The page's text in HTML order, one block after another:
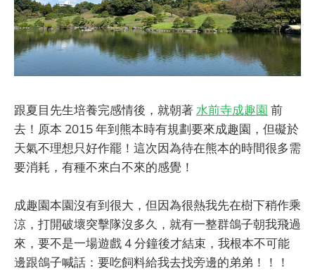
跟夏目先生培養完感情後，就朝著 水前寺成趣園 前
去！原本 2015 年到熊本時有規劃要來成趣園，但礙於
天氣不理想只好作罷！這次因為待在熊本的時間很多需
要消耗，有種不來白不來的感覺！
成趣園本園沒有到很大，但因為很熱我先在樹下稍作乘
涼，打開破壞突擊隊沒多久，就有一整群鴿子朝我飛過
來，要不是一場遊戲 4 分鐘後才結束，我根本不可能
邊跟鴿子喊話：要吃飼料給我去找旁邊的弟弟！！！